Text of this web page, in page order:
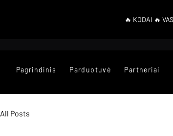
Pagrindinis Parduotuvė Partneriai
All Posts